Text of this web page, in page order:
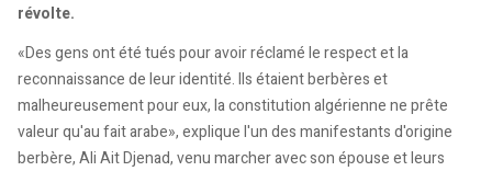
révolte.
«Des gens ont été tués pour avoir réclamé le respect et la
reconnaissance de leur identité. Ils étaient berbères et
malheureusement pour eux, la constitution algérienne ne prête
valeur qu'au fait arabe», explique l'un des manifestants d'origine
berbère, Ali Ait Djenad, venu marcher avec son épouse et leurs